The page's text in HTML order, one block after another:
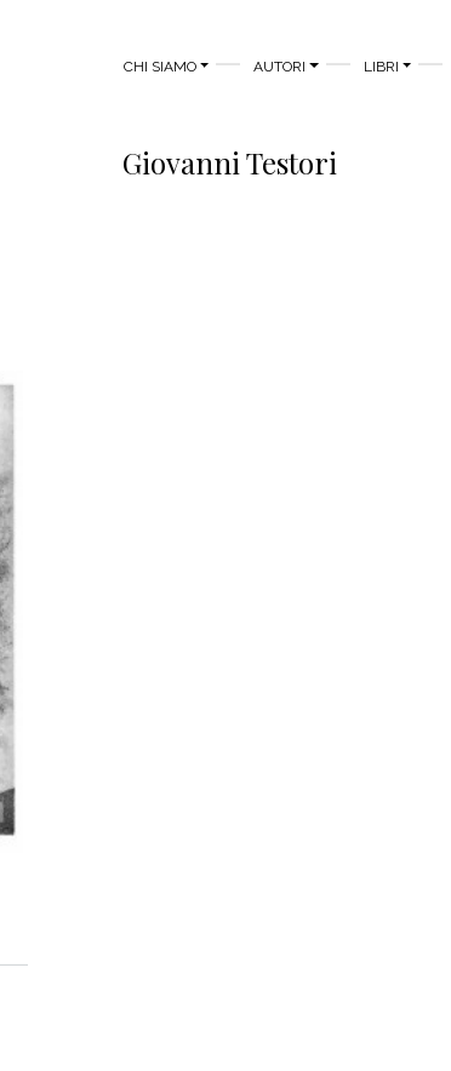
MAIN MENU
CHI SIAMO AUTORI LIBRI
Giovanni Testori